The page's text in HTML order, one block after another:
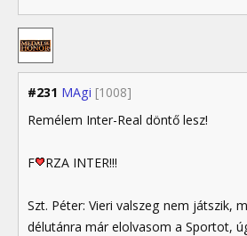
#231 MAgi [1008]
Remélem Inter-Real döntő lesz!
F RZA INTER!!!
Szt. Péter: Vieri valszeg nem játszik,
délutánra már elolvasom a Sportot,